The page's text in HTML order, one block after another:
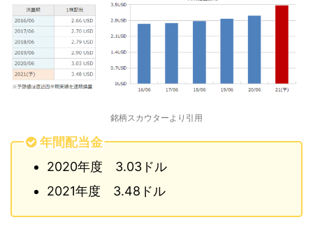
銘柄スカウターより引用
年間配当金
2020年度 3.03ドル
2021年度 3.48ドル